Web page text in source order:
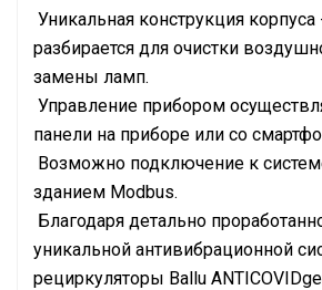
Уникальная конструкция
разбирается для очистки
замены ламп.
Управление прибором
панели на приборе или со
Возможно подключение к
зданием Modbus.
Благодаря детально
уникальной антивибрационной
рециркуляторы Ballu